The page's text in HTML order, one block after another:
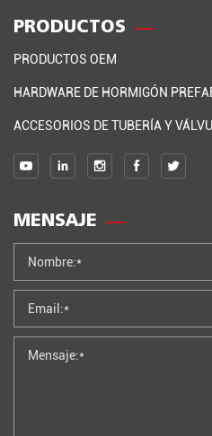
PRODUCTOS
PRODUCTOS OEM
HARDWARE DE HORMIGÓN
ACCESORIOS DE TUBERÍA Y
MENSAJE